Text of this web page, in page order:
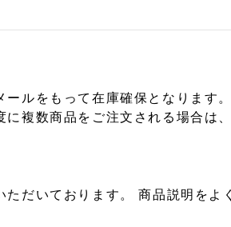
ルをもって在庫確保となります。
複数商品をご注文される場合は
だいております。 商品説明をよ